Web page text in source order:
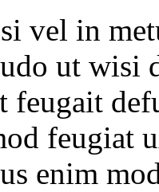
vel in
ut wisi
feugait
feugiat
enim